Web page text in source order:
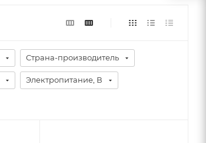
Страна-производитель
Электропитание, В